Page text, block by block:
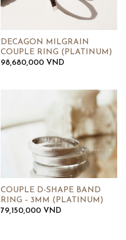
DECAGON MILGRAIN
COUPLE RING (PLATINUM)
98,680,000 VND
COUPLE D-SHAPE BAND
RING – 3MM (PLATINUM)
79,150,000 VND